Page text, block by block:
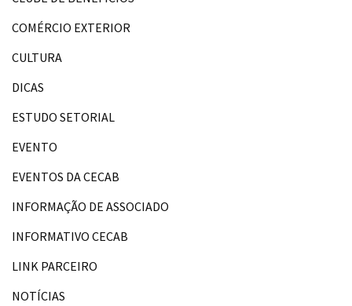
COMÉRCIO EXTERIOR
CULTURA
DICAS
ESTUDO SETORIAL
EVENTO
EVENTOS DA CECAB
INFORMAÇÃO DE ASSOCIADO
INFORMATIVO CECAB
LINK PARCEIRO
NOTÍCIAS